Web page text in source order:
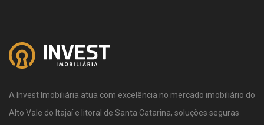
A Invest Imobiliária atua com excelência no mercado imobiliário do
Alto Vale do Itajaí e litoral de Santa Catarina, soluções seguras